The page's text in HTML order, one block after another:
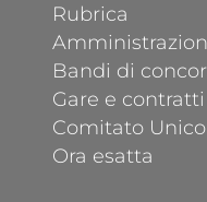
Rubrica
Bandi di
Gare e contratti
Comitato
Ora esatta